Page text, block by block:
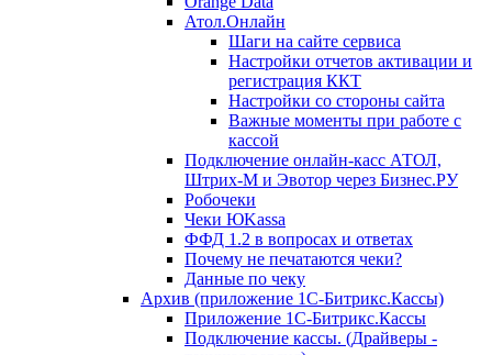
Атол.Онлайн
Шаги на сайте сервиса
Настройки отчетов активации и
регистрация ККТ
Настройки со стороны сайта
Важные моменты при работе с
кассой
Подключение онлайн-касс АТОЛ,
Штрих-М и Эвотор через Бизнес.РУ
Робочеки
Чеки ЮKassa
ФФД 1.2 в вопросах и ответах
Почему не печатаются чеки?
Данные по чеку
Архив (приложение 1С-Битрикс.Кассы)
Приложение 1С-Битрикс.Кассы
Подключение кассы. (Драйверы -